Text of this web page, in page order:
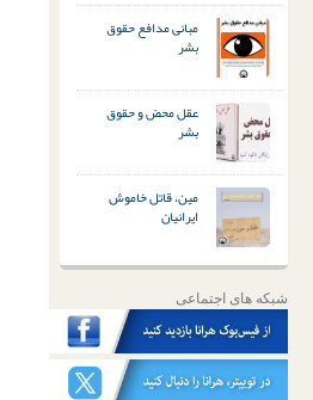
مبانی مدافع حقوق
بشر
عقل محض و حقوق
بشر
مین، قاتل خاموش
ایرانیان
شبکه های اجتماعی